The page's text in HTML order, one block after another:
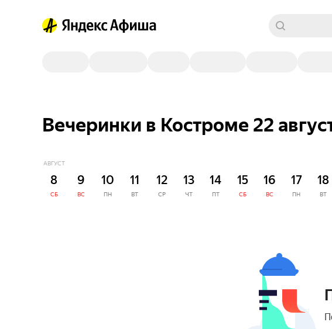
Вечеринки в Костроме 22
АВГУСТ
8
СБ
9
ВС
10
ПН
11
ВТ
12
СР
13
ЧТ
14
ПТ
15
СБ
16
ВС
17
ПН
18
ВТ